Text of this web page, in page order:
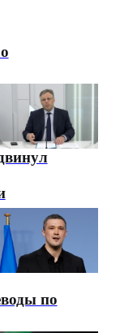
по